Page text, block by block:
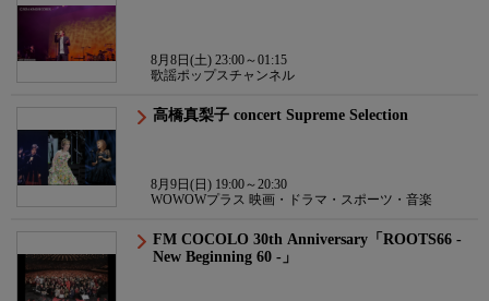
8月8日(土) 23:00～01:15
歌謡ポップスチャンネル
高橋真梨子 concert Supreme Selection
8月9日(日) 19:00～20:30
WOWOWプラス 映画・ドラマ・スポーツ・音楽
FM COCOLO 30th Anniversary「ROOTS66 -
New Beginning 60 -」